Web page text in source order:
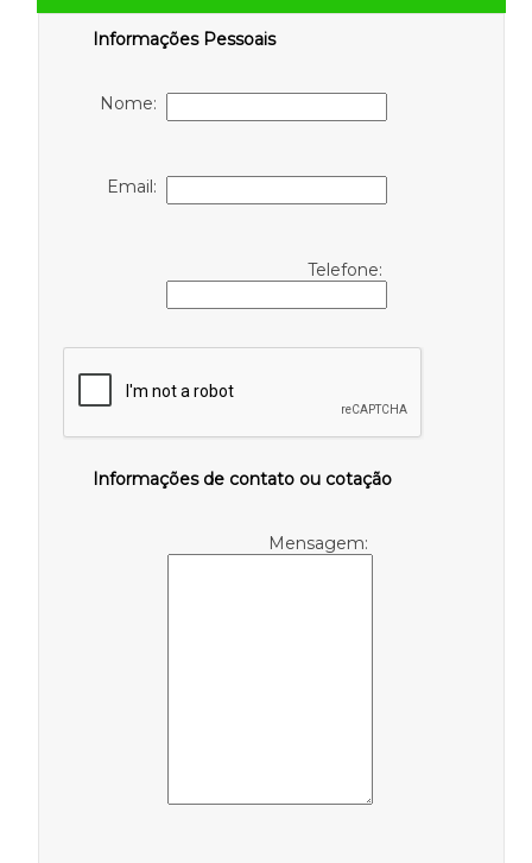
Informações Pessoais
Nome:
Email:
Telefone:
Informações de contato ou cotação
Mensagem: